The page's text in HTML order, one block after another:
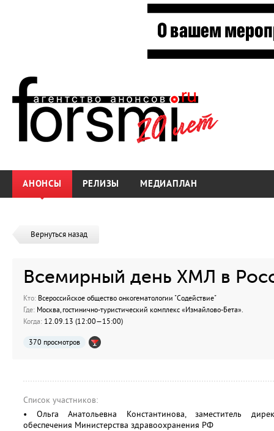
АНОНСЫ РЕЛИЗЫ МЕДИАПЛАН
Вернуться назад
Всемирный день ХМЛ в
Кто: Всероссийское общество онкогематологии "Содействие"
Где: Москва, гостинично-туристический комплекс «Измайлово-Бета».
Когда: 12.09.13 (12:00—15:00)
370 просмотров
Список участников:
• Ольга Анатольевна Константинова, заместитель
обеспечения Министерства здравоохранения РФ